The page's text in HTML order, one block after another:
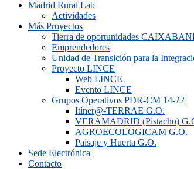
Madrid Rural Lab
Actividades
Más Proyectos
Tierra de oportunidades
Emprendedores
Unidad de Transición para la
Proyecto LINCE
Web LINCE
Evento LINCE
Grupos Operativos PDR-CM 14-22
Itíner@-TERRAE G.O.
VERAMADRID (Pistacho)
AGROECOLOGICAM G.O.
Paisaje y Huerta G.O.
Sede Electrónica
Contacto